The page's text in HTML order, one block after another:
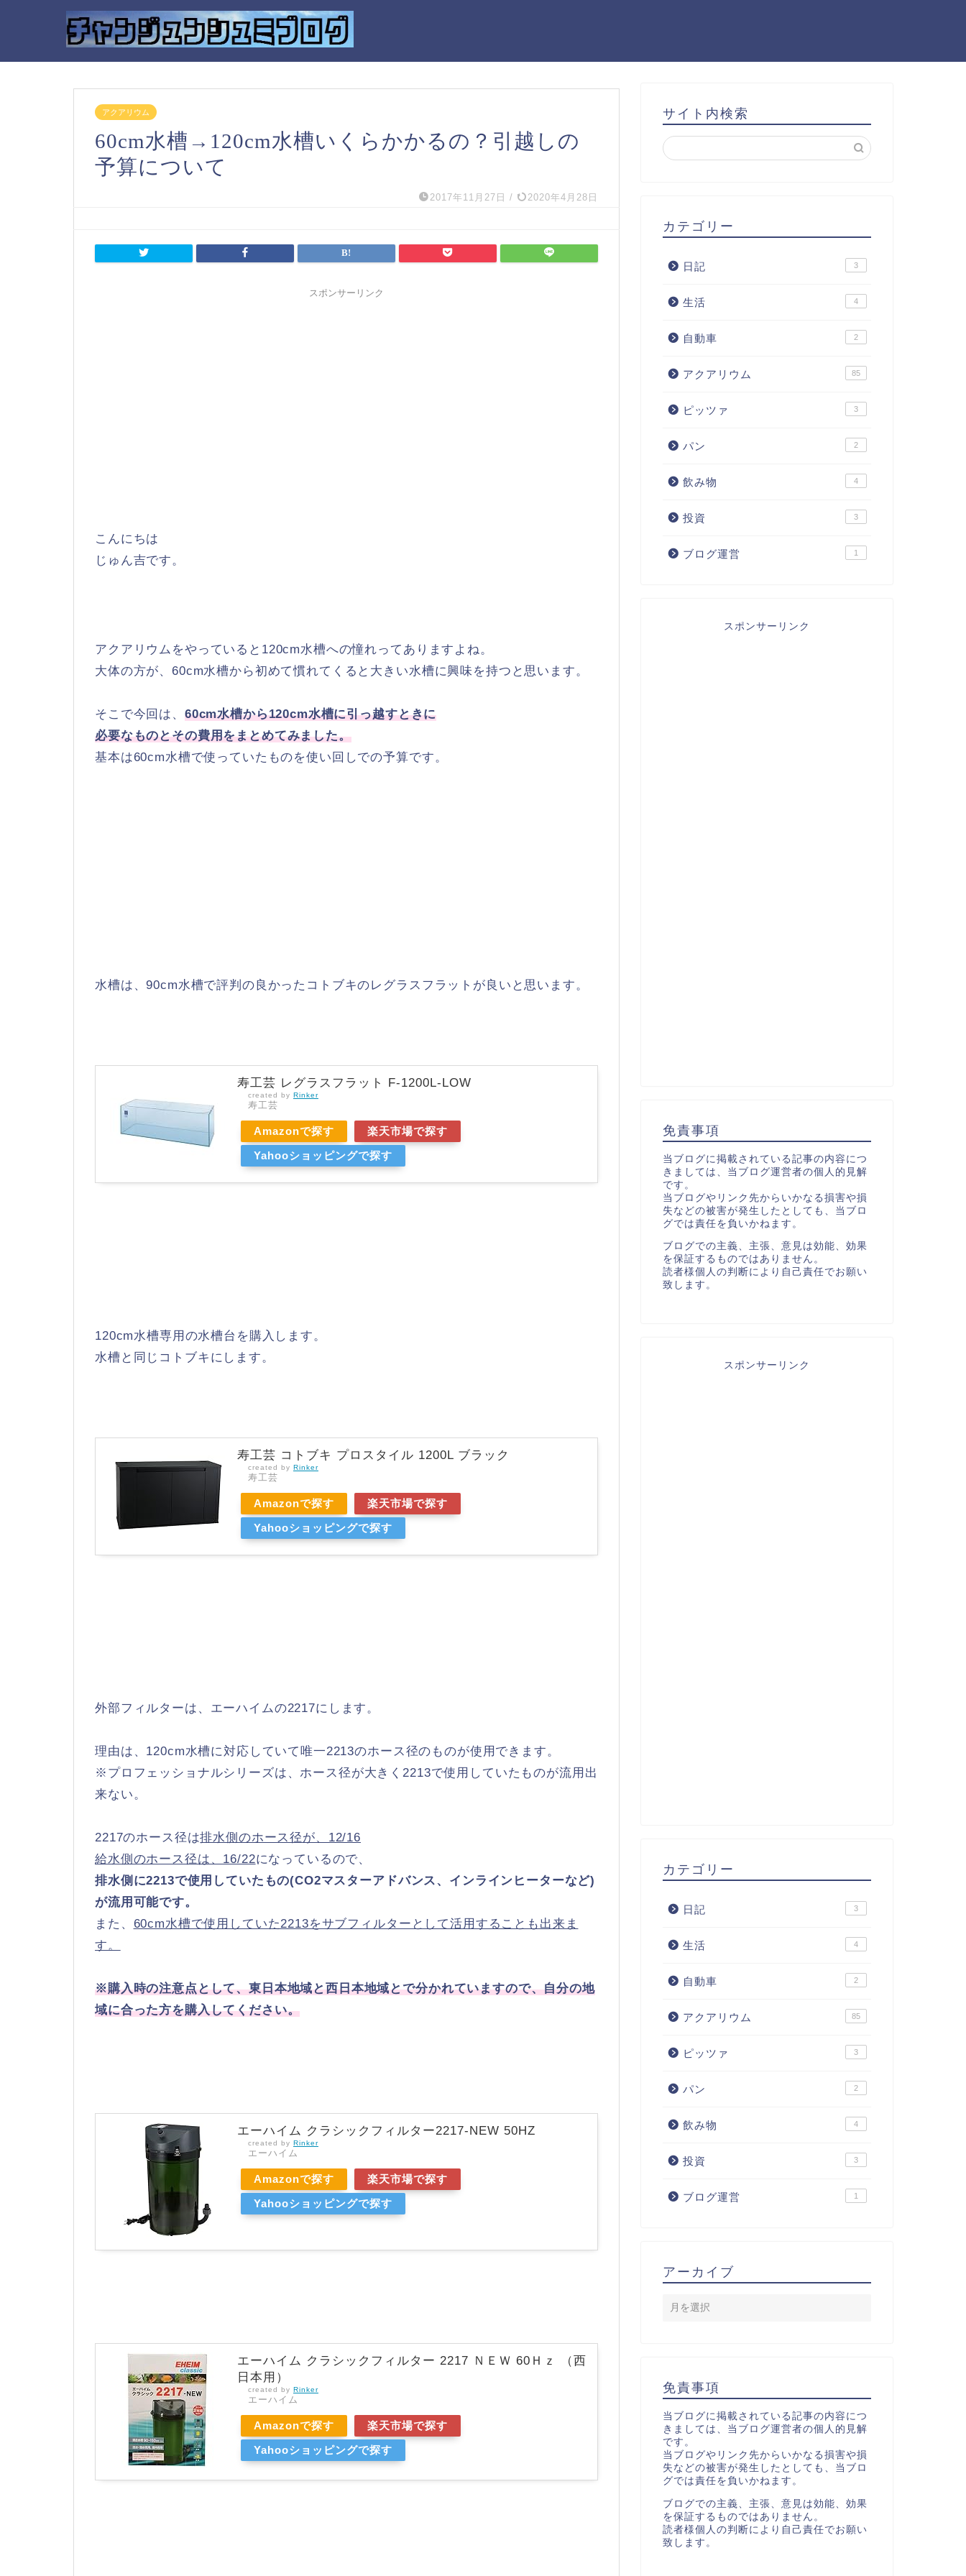
アクアリウム
60cm水槽→120cm水槽いくらかかるの？引越しの
予算について
2017年11月27日 / 2020年4月28日
スポンサーリンク
こんにちは
じゅん吉です。
アクアリウムをやっていると120cm水槽への憧れってありますよね。
大体の方が、60cm水槽から初めて慣れてくると大きい水槽に興味を持つと思います。
そこで今回は、 60cm水槽から120cm水槽に引っ越すときに
必要なものとその費用をまとめてみました。
基本は60cm水槽で使っていたものを使い回しでの予算です。
水槽は、90cm水槽で評判の良かったコトブキのレグラスフラットが良いと思います。
寿工芸 レグラスフラット F-1200L-LOW
created by Rinker
寿工芸
Amazonで探す
楽天市場で探す
Yahooショッピングで探す
120cm水槽専用の水槽台を購入します。
水槽と同じコトブキにします。
寿工芸 コトブキ プロスタイル 1200L ブラック
created by Rinker
寿工芸
Amazonで探す
楽天市場で探す
Yahooショッピングで探す
外部フィルターは、エーハイムの2217にします。
理由は、120cm水槽に対応していて唯一2213のホース径のものが使用できます。
※プロフェッショナルシリーズは、ホース径が大きく2213で使用していたものが流用出
来ない。
2217のホース径は排水側のホース径が、12/16
給水側のホース径は、16/22になっているので、
排水側に2213で使用していたもの(CO2マスターアドバンス、インラインヒーターなど)
が流用可能です。
また、 60cm水槽で使用していた2213をサブフィルターとして活用することも出来ま
す。
※購入時の注意点として、東日本地域と西日本地域とで分かれていますので、自分の地
域に合った方を購入してください。
エーハイム クラシックフィルター2217-NEW 50HZ
created by Rinker
エーハイム
Amazonで探す
楽天市場で探す
Yahooショッピングで探す
エーハイム クラシックフィルター 2217 ＮＥＷ 60Ｈｚ （西
日本用）
created by Rinker
エーハイム
Amazonで探す
楽天市場で探す
Yahooショッピングで探す
サイト内検索
カテゴリー
日記 3
生活 4
自動車 2
アクアリウム 85
ピッツァ 3
パン 2
飲み物 4
投資 3
ブログ運営 1
スポンサーリンク
免責事項
当ブログに掲載されている記事の内容につ
きましては、当ブログ運営者の個人的見解
です。
当ブログやリンク先からいかなる損害や損
失などの被害が発生したとしても、当ブロ
グでは責任を負いかねます。
ブログでの主義、主張、意見は効能、効果
を保証するものではありません。
読者様個人の判断により自己責任でお願い
致します。
スポンサーリンク
カテゴリー
日記 3
生活 4
自動車 2
アクアリウム 85
ピッツァ 3
パン 2
飲み物 4
投資 3
ブログ運営 1
アーカイブ
免責事項
当ブログに掲載されている記事の内容につ
きましては、当ブログ運営者の個人的見解
です。
当ブログやリンク先からいかなる損害や損
失などの被害が発生したとしても、当ブロ
グでは責任を負いかねます。
ブログでの主義、主張、意見は効能、効果
を保証するものではありません。
読者様個人の判断により自己責任でお願い
致します。